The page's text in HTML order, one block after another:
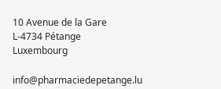
10 Avenue de la Gare
L-4734 Pétange
Luxembourg
info@pharmaciedepetange.lu